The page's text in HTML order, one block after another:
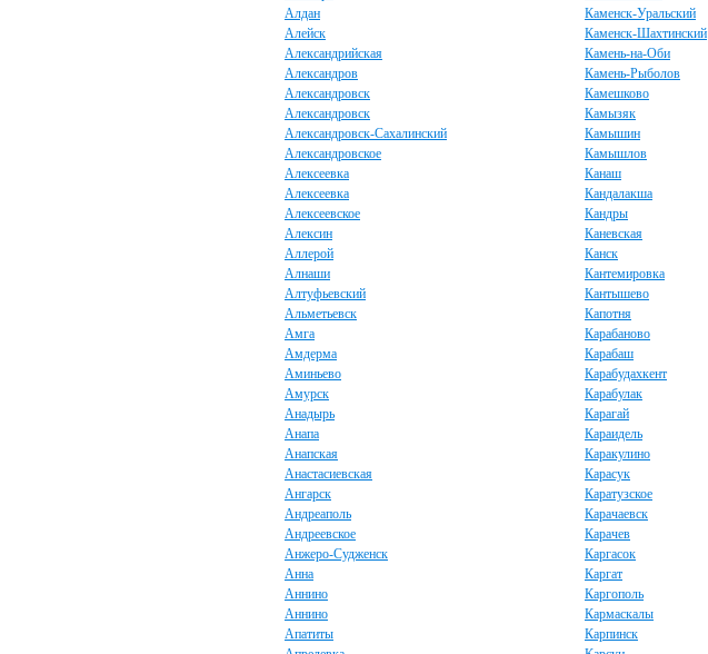
Алдан
Алейск
Александрийская
Александров
Александровск
Александровск
Александровск-Сахалинский
Александровское
Алексеевка
Алексеевка
Алексеевское
Алексин
Аллерой
Алнаши
Алтуфьевский
Альметьевск
Амга
Амдерма
Аминьево
Амурск
Анадырь
Анапа
Анапская
Анастасиевская
Ангарск
Андреаполь
Андреевское
Анжеро-Судженск
Анна
Аннино
Аннино
Апатиты
Каменск-Уральский
Каменск-Шахтинский
Камень-на-Оби
Камень-Рыболов
Камешково
Камызяк
Камышин
Камышлов
Канаш
Кандалакша
Кандры
Каневская
Канск
Кантемировка
Кантышево
Капотня
Карабаново
Карабаш
Карабудахкент
Карабулак
Карагай
Караидель
Каракулино
Карасук
Каратузское
Карачаевск
Карачев
Каргасок
Каргат
Каргополь
Кармаскалы
Карпинск